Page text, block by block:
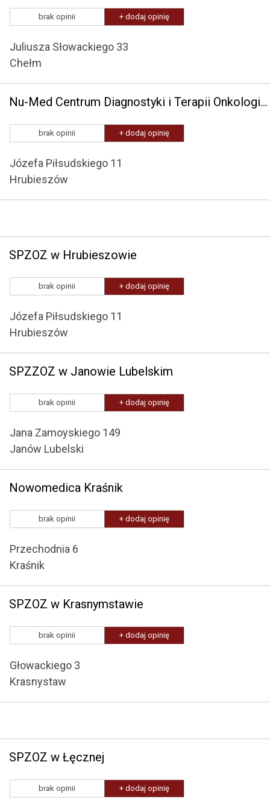
brak opinii + dodaj opinię
Juliusza Słowackiego 33
Chełm
Nu-Med Centrum Diagnostyki i Terapii Onkologicznej Zamość
brak opinii + dodaj opinię
Józefa Piłsudskiego 11
Hrubieszów
SPZOZ w Hrubieszowie
brak opinii + dodaj opinię
Józefa Piłsudskiego 11
Hrubieszów
SPZZOZ w Janowie Lubelskim
brak opinii + dodaj opinię
Jana Zamoyskiego 149
Janów Lubelski
Nowomedica Kraśnik
brak opinii + dodaj opinię
Przechodnia 6
Kraśnik
SPZOZ w Krasnymstawie
brak opinii + dodaj opinię
Głowackiego 3
Krasnystaw
SPZOZ w Łęcznej
brak opinii + dodaj opinię